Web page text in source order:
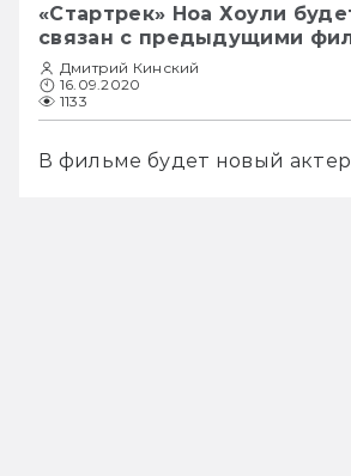
«Стартрек» Ноа Хоули
связан с предыдущими
Дмитрий Кинский
16.09.2020
1133
В фильме будет новый